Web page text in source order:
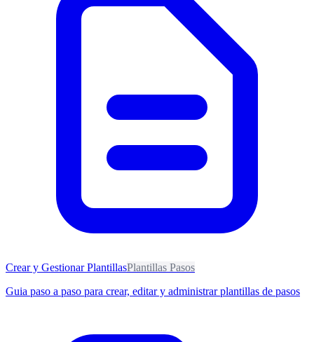
Crear y Gestionar PlantillasPlantillas Pasos
Guia paso a paso para crear, editar y administrar plantillas de pasos